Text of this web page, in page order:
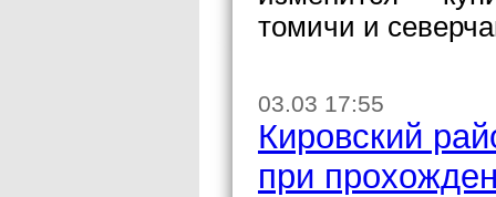
томичи и
03.03 17:55
Кировский
при